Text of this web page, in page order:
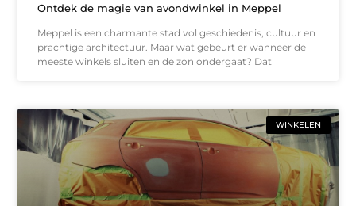
Ontdek de magie van avondwinkel in Meppel
Meppel is een charmante stad vol geschiedenis, cultuur en
prachtige architectuur. Maar wat gebeurt er wanneer de
meeste winkels sluiten en de zon ondergaat? Dat
WINKELEN